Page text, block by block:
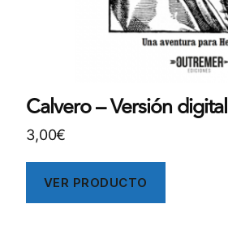
Calvero – Versión digital
3,00€
VER PRODUCTO